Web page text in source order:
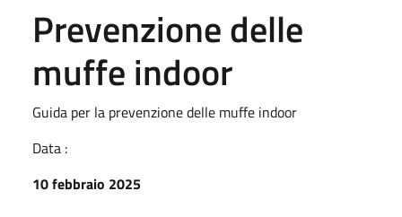
Prevenzione delle
muffe indoor
Guida per la prevenzione delle muffe indoor
Data :
10 febbraio 2025